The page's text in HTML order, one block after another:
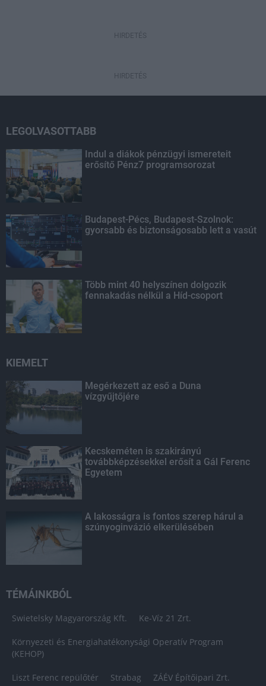
HIRDETÉS
HIRDETÉS
LEGOLVASOTTABB
Indul a diákok pénzügyi ismereteit
erősítő Pénz7 programsorozat
Budapest-Pécs, Budapest-Szolnok:
gyorsabb és biztonságosabb lett a vasút
Több mint 40 helyszínen dolgozik
fennakadás nélkül a Híd-csoport
KIEMELT
Megérkezett az eső a Duna
vízgyűjtőjére
Kecskeméten is szakirányú
továbbképzésekkel erősít a Gál Ferenc
Egyetem
A lakosságra is fontos szerep hárul a
szúnyoginvázió elkerülésében
TÉMÁINKBÓL
Swietelsky Magyarország Kft. Ke-Víz 21 Zrt.
Környezeti és Energiahatékonysági Operatív Program
(KEHOP)
Liszt Ferenc repülőtér Strabag ZÁÉV Építőipari Zrt.